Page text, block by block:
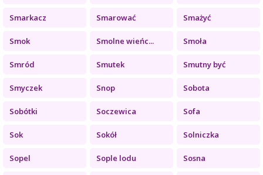
Smarkacz Smarować Smażyć
Smok Smolne wieńc... Smoła
Smród Smutek Smutny być
Smyczek Snop Sobota
Sobótki Soczewica Sofa
Sok Sokół Solniczka
Sopel Sople lodu Sosna